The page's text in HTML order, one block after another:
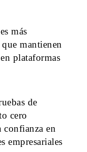
más
mantienen
plataformas
de
cero
confianza en
empresariales